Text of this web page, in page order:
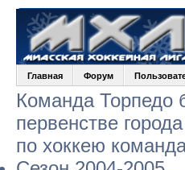
Главная Форум
Команда Торпедо
первенстве
по хоккею